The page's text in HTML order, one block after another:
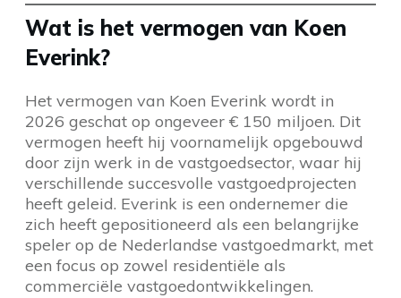
Wat is het vermogen van Koen
Everink?
Het vermogen van Koen Everink wordt in
2026 geschat op ongeveer € 150 miljoen. Dit
vermogen heeft hij voornamelijk opgebouwd
door zijn werk in de vastgoedsector, waar hij
verschillende succesvolle vastgoedprojecten
heeft geleid. Everink is een ondernemer die
zich heeft gepositioneerd als een belangrijke
speler op de Nederlandse vastgoedmarkt, met
een focus op zowel residentiële als
commerciële vastgoedontwikkelingen.